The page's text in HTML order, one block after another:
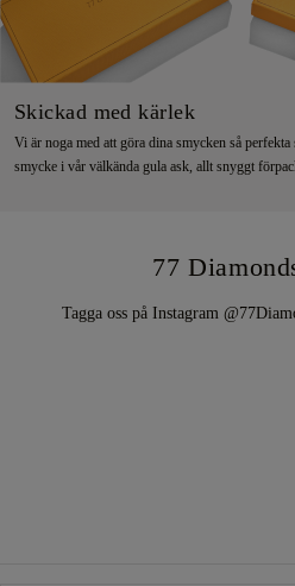
Skickad med kärlek
Vi är noga med att göra dina smycken så
smycke i vår välkända gula ask, allt snyggt
77
Tagga oss på Instagram